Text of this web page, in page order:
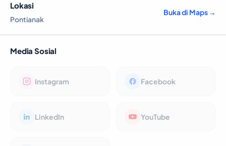
Lokasi
Pontianak
Buka di Maps →
Media Sosial
Instagram Facebook
LinkedIn YouTube